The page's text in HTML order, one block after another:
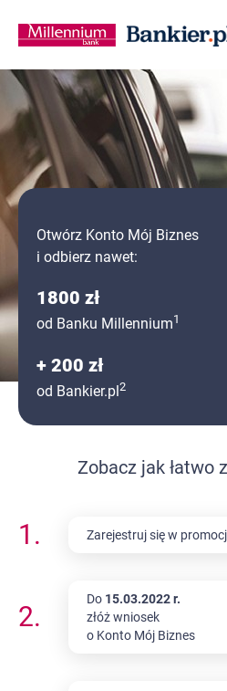
Otwórz Konto Mój Biznes
i odbierz nawet:
1800 zł
od Banku Millennium1
+ 200 zł
od Bankier.pl2
Zobacz jak łatwo
1. Zarejestruj się w
2.
Do 15.03.2022 r.
złóż wniosek
o Konto Mój Biznes